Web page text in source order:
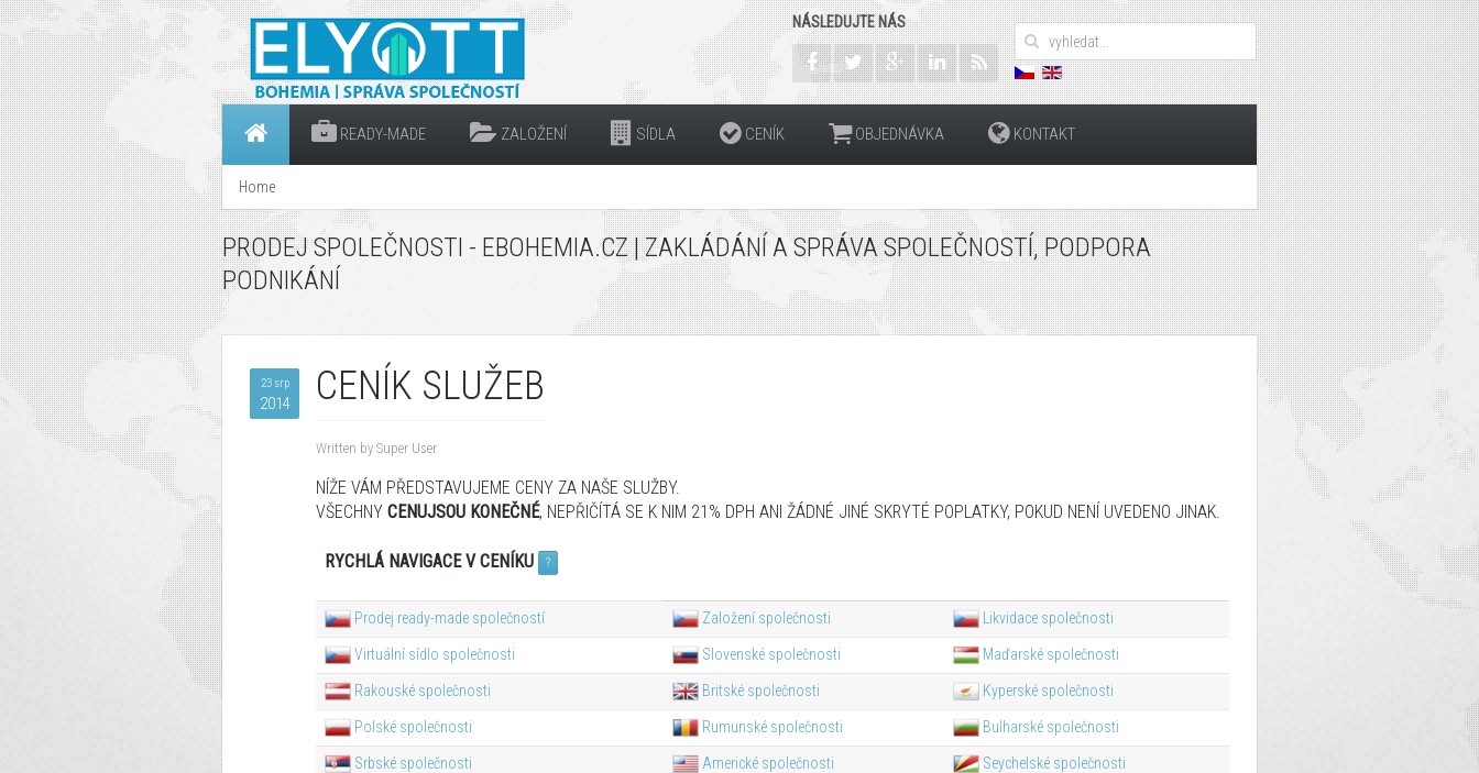
NÁSLEDUJTE NÁS
READY-MADE ZALOŽENÍ SÍDLA CENÍK OBJEDNÁVKA KONTAKT
Home
PRODEJ SPOLEČNOSTI - EBOHEMIA.CZ | ZAKLÁDÁNÍ A SPRÁVA SPOLEČNOSTÍ, PODPORA
PODNIKÁNÍ
23 srp
2014 CENÍK SLUŽEB
Written by Super User.
NÍŽE VÁM PŘEDSTAVUJEME CENY ZA NAŠE SLUŽBY.
VŠECHNY CENUJSOU KONEČNÉ, NEPŘIČÍTÁ SE K NIM 21% DPH ANI ŽÁDNÉ JINÉ SKRYTÉ POPLATKY, POKUD NENÍ UVEDENO JINAK.
RYCHLÁ NAVIGACE V CENÍKU ?
Prodej ready-made společností Založení společnosti Likvidace společnosti
Virtuální sídlo společnosti Slovenské společnosti Maďarské společnosti
Rakouské společnosti Britské společnosti Kyperské společnosti
Polské společnosti Rumunské společnosti Bulharské společnosti
Srbské společnosti Americké společnosti Seychelské společnosti